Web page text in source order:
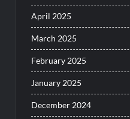
April 2025
March 2025
February 2025
January 2025
December 2024